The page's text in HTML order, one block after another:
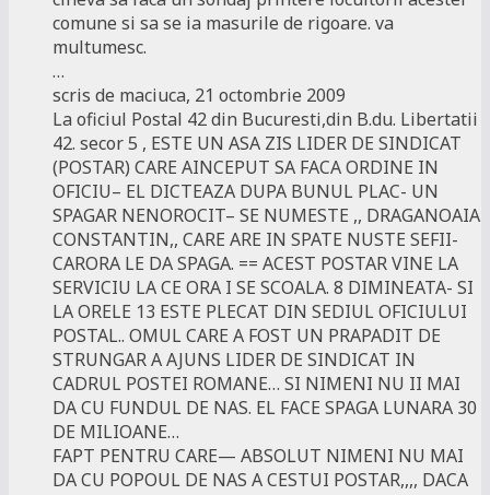
comune si sa se ia masurile de rigoare. va
multumesc.
…
scris de maciuca, 21 octombrie 2009
La oficiul Postal 42 din Bucuresti,din B.du. Libertatii
42. secor 5 , ESTE UN ASA ZIS LIDER DE SINDICAT
(POSTAR) CARE AINCEPUT SA FACA ORDINE IN
OFICIU– EL DICTEAZA DUPA BUNUL PLAC- UN
SPAGAR NENOROCIT– SE NUMESTE ,, DRAGANOAIA
CONSTANTIN,, CARE ARE IN SPATE NUSTE SEFII-
CARORA LE DA SPAGA. == ACEST POSTAR VINE LA
SERVICIU LA CE ORA I SE SCOALA. 8 DIMINEATA- SI
LA ORELE 13 ESTE PLECAT DIN SEDIUL OFICIULUI
POSTAL.. OMUL CARE A FOST UN PRAPADIT DE
STRUNGAR A AJUNS LIDER DE SINDICAT IN
CADRUL POSTEI ROMANE… SI NIMENI NU II MAI
DA CU FUNDUL DE NAS. EL FACE SPAGA LUNARA 30
DE MILIOANE…
FAPT PENTRU CARE— ABSOLUT NIMENI NU MAI
DA CU POPOUL DE NAS A CESTUI POSTAR,,,, DACA